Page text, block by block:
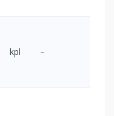
kpl –